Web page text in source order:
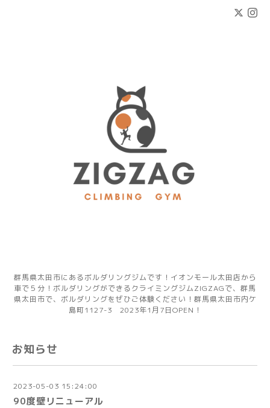
群馬県太田市にあるボルダリングジムです！イオンモール太田店から
車で５分！ボルダリングができるクライミングジムZIGZAGで、群馬
県太田市で、ボルダリングをぜひご体験ください！群馬県太田市内ケ
島町1127-3 2023年1月7日OPEN！
お知らせ
2023-05-03 15:24:00
90度壁リニューアル